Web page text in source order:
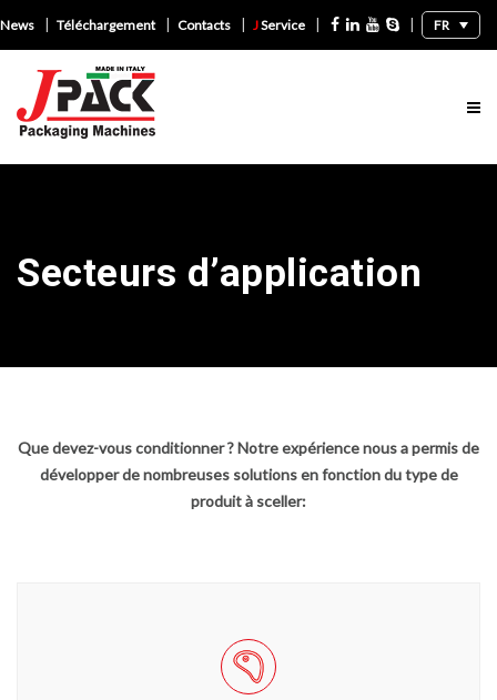
FR
News |Téléchargement|Contacts |JService
Secteurs d’application
Que devez-vous conditionner ? Notre expérience nous a permis de
développer de nombreuses solutions en fonction du type de
produit à sceller: